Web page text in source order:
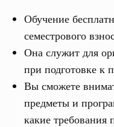
Обучение
семестрового
Она служит для
при подготовке к
Вы сможете
предметы и
какие требования